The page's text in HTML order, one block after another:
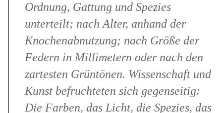
Ordnung, Gattung und Spezies
unterteilt; nach Alter, anhand der
Knochenabnutzung; nach Größe der
Federn in Millimetern oder nach den
zartesten Grüntönen. Wissenschaft und
Kunst befruchteten sich gegenseitig:
Die Farben, das Licht, die Spezies, das